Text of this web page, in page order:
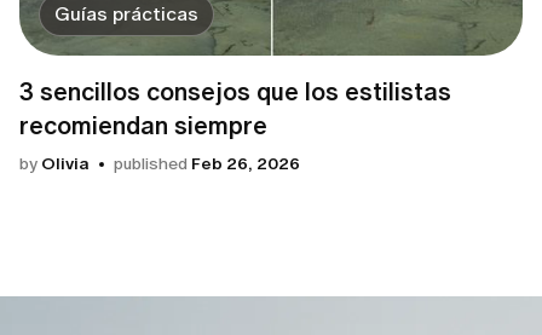
Guías prácticas
3 sencillos consejos que los estilistas
recomiendan siempre
by Olivia published Feb 26, 2026